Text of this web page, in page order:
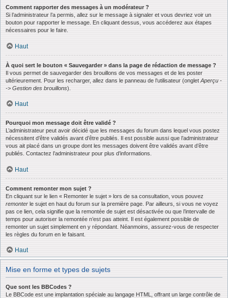
Comment rapporter des messages à un modérateur ?
Si l’administrateur l’a permis, allez sur le message à signaler et vous devriez voir un
bouton pour rapporter le message. En cliquant dessus, vous accéderez aux étapes
nécessaires pour le faire.
Haut
À quoi sert le bouton « Sauvegarder » dans la page de rédaction de message ?
Il vous permet de sauvegarder des brouillons de vos messages et de les poster
ultérieurement. Pour les recharger, allez dans le panneau de l’utilisateur (onglet Aperçu -
-> Gestion des brouillons).
Haut
Pourquoi mon message doit être validé ?
L’administrateur peut avoir décidé que les messages du forum dans lequel vous postez
nécessitent d’être validés avant d’être publiés. Il est possible aussi que l’administrateur
vous ait placé dans un groupe dont les messages doivent être validés avant d’être
publiés. Contactez l’administrateur pour plus d’informations.
Haut
Comment remonter mon sujet ?
En cliquant sur le lien « Remonter le sujet » lors de sa consultation, vous pouvez
remonter le sujet en haut du forum sur la première page. Par ailleurs, si vous ne voyez
pas ce lien, cela signifie que la remontée de sujet est désactivée ou que l’intervalle de
temps pour autoriser la remontée n’est pas atteint. Il est également possible de
remonter un sujet simplement en y répondant. Néanmoins, assurez-vous de respecter
les règles du forum en le faisant.
Haut
Mise en forme et types de sujets
Que sont les BBCodes ?
Le BBCode est une implantation spéciale au langage HTML, offrant un large contrôle de